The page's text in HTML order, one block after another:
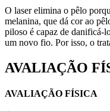
O laser elimina o pêlo
melanina, que dá cor ao
piloso é capaz de danificá-
um novo fio. Por isso, o
AVALIAÇÃO
AVALIAÇÃO FÍSICA